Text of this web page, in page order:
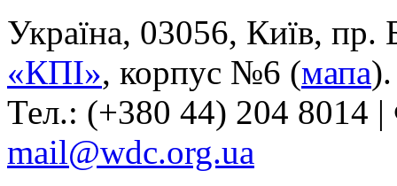
Україна, 03056, Київ, пр.
«КПІ», корпус №6 (мапа).
Тел.: (+380 44) 204 8014
mail@wdc.org.ua